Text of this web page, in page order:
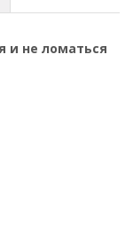
и не ломаться